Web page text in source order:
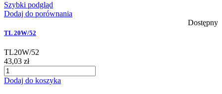
Szybki podgląd
Dodaj do porównania
Dostępny
TL 20W/52
TL20W/52
43,03 zł
Dodaj do koszyka